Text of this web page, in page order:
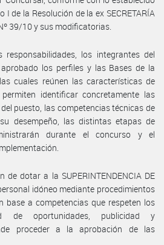
de la Resolución de la ex SECRETARÍA
39/10 y sus modificatorias.
los integrantes del
los perfiles y las Bases de la
cuales reúnen las características de
identificar concretamente las
puesto, las competencias técnicas de
desempeño, las distintas etapas de
durante el concurso y el
dotar a la SUPERINTENDENCIA DE
idóneo mediante procedimientos
base a competencias que respeten los
de oportunidades, publicidad y
proceder a la aprobación de las